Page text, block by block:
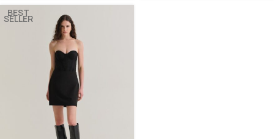
BEST
SELLER